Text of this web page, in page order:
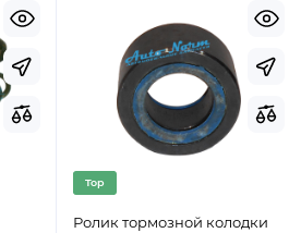
Top
Ролик тормозной колодки